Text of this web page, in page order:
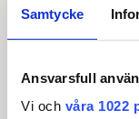
Samtycke
Ansvarsfull
Vi och våra 1022
93